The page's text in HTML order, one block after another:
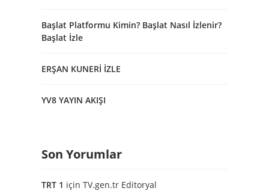
Başlat Platformu Kimin? Başlat Nasıl İzlenir?
Başlat İzle
ERŞAN KUNERİ İZLE
YV8 YAYIN AKIŞI
Son Yorumlar
TRT 1 için TV.gen.tr Editoryal